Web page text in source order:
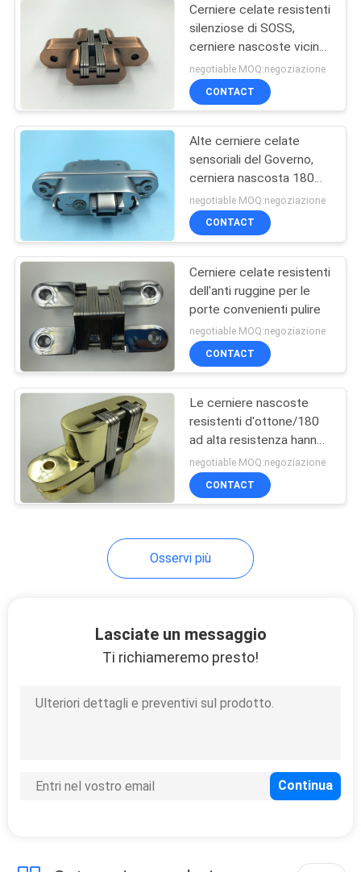
Cerniere celate resistenti
silenziose di SOSS,
cerniere nascoste vicine
del gabinetto della
primavera
negotiable MOQ:negoziazione
CONTACT
Alte cerniere celate
sensoriali del Governo,
cerniera nascosta 180
gradi in lega di zinco
negotiable MOQ:negoziazione
CONTACT
Cerniere celate resistenti
dell'anti ruggine per le
porte convenienti pulire
negotiable MOQ:negoziazione
CONTACT
Le cerniere nascoste
resistenti d'ottone/180
ad alta resistenza hanno
celato la cerniera
negotiable MOQ:negoziazione
CONTACT
Osservi più
Lasciate un messaggio
Ti richiameremo presto!